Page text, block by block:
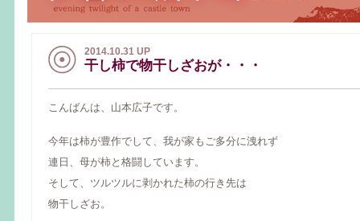
2014.10.31 UP
干し柿で物干しざおが・・・
こんばんは、山本広子です。
今年は柿が豊作でして、我が家もご多分に洩れず
連日、母が柿と格闘しています。
そして、ツルツルに剥かれた柿の行き先は
物干しざお。